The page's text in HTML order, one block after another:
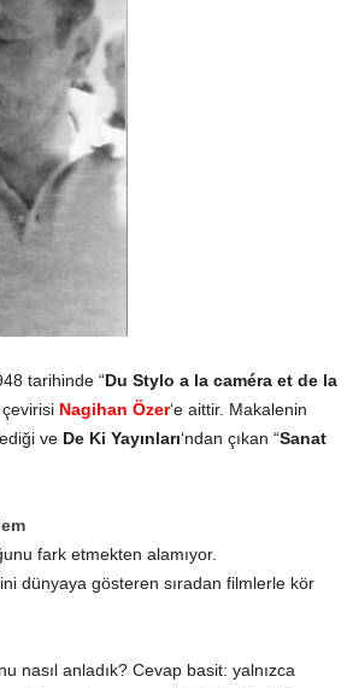
tarihinde “Du Stylo a la caméra et de la
çevirisi Nagihan Özer‘e aittir. Makalenin
ve De Ki Yayınları‘ndan çıkan “Sanat
fark etmekten alamıyor.
dünyaya gösteren sıradan filmlerle kör
nasıl anladık? Cevap basit: yalnızca